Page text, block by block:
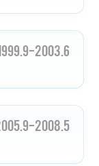
2003.6
2008.5